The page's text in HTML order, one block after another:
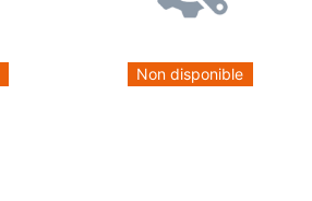
Non disponible